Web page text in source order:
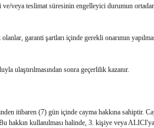
teslimat süresinin engelleyici durumun
garanti şartları içinde gerekli onarımın
ulaştırılmasından sonra geçerlilik kazanır.
itibaren (7) gün içinde cayma hakkına sahiptir.
hakkın kullanılması halinde, 3. kişiye veya